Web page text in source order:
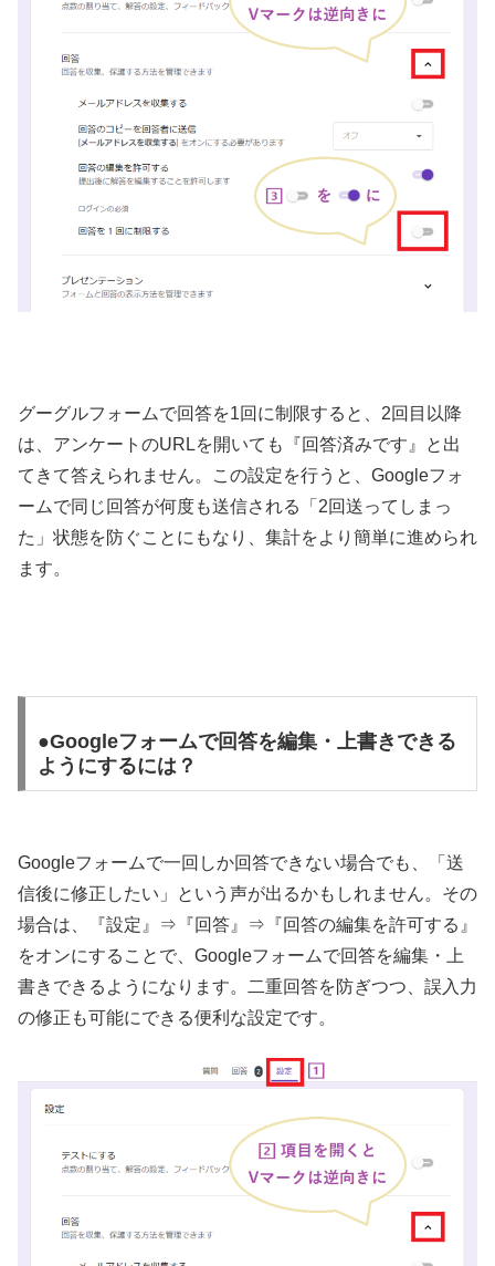
グーグルフォームで回答を1回に制限すると、2回目以降
は、アンケートのURLを開いても『回答済みです』と出
てきて答えられません。この設定を行うと、Googleフォ
ームで同じ回答が何度も送信される「2回送ってしまっ
た」状態を防ぐことにもなり、集計をより簡単に進められ
ます。
●Googleフォームで回答を編集・上書きできる
ようにするには？
Googleフォームで一回しか回答できない場合でも、「送
信後に修正したい」という声が出るかもしれません。その
場合は、『設定』⇒『回答』⇒『回答の編集を許可する』
をオンにすることで、Googleフォームで回答を編集・上
書きできるようになります。二重回答を防ぎつつ、誤入力
の修正も可能にできる便利な設定です。